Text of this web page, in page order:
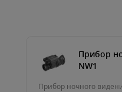
Прибор
NW1
Прибор ночного